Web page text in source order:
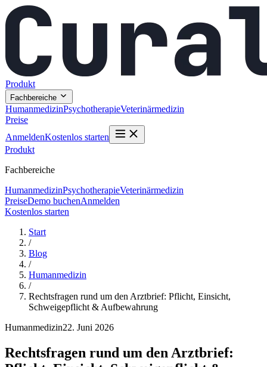
Produkt
Fachbereiche
HumanmedizinPsychotherapieVeterinärmedizin
Preise
AnmeldenKostenlos starten
Produkt
Fachbereiche
HumanmedizinPsychotherapieVeterinärmedizin
PreiseDemo buchenAnmelden
Kostenlos starten
Start
/
Blog
/
Humanmedizin
/
Rechtsfragen rund um den Arztbrief: Pflicht, Einsicht,
Schweigepflicht & Aufbewahrung
Humanmedizin22. Juni 2026
Rechtsfragen rund um den Arztbrief: